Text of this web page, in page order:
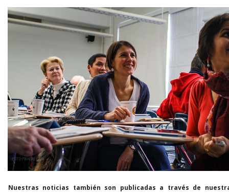
Nuestras noticias también son publicadas a través de